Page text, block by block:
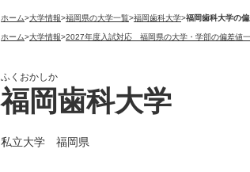
ホーム>大学情報>福岡県の大学一覧>福岡歯科大学>福岡歯科大学の
ホーム>大学情報>2027年度入試対応 福岡県の大学・学部の偏差値
ふくおかしか
福岡歯科大学
私立大学 福岡県